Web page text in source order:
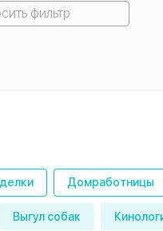
фильтр
Домработницы
Выгул собак